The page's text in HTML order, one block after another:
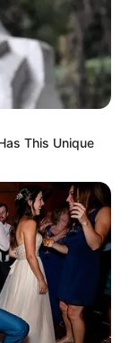
This Unique